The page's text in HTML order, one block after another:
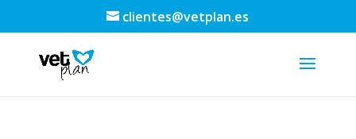
clientes@vetplan.es